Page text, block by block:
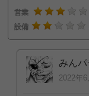
営業
設備
みんパ
2022年